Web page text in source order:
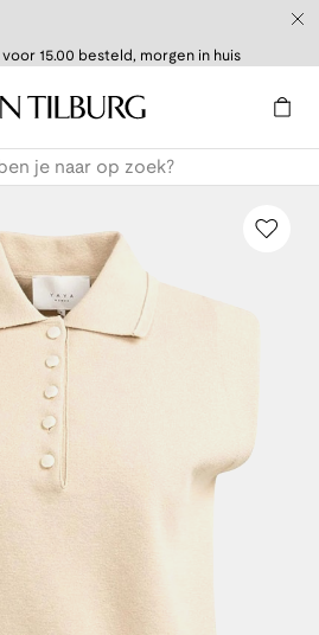
15.00 besteld, morgen in huis